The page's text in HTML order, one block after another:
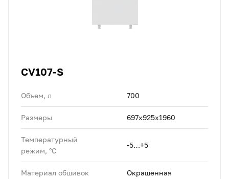
CV107-S
Объем, л 700
Размеры 697х925х1960
Температурный
режим, °C
-5…+5
Материал обшивок
Окрашенная